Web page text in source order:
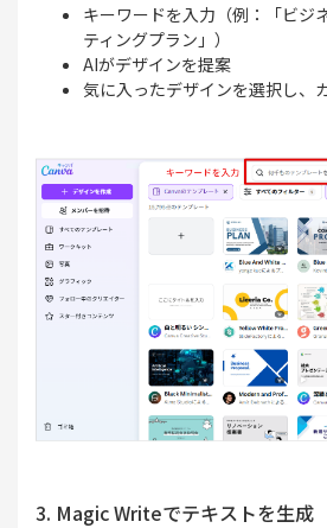
キーワードを入力（例：「ビジ
ティングプラン」）
AIがデザインを提案
気に入ったデザインを選択し、
3. Magic Writeでテキストを生成